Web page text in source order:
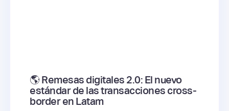
🌎 Remesas digitales 2.0: El nuevo
estándar de las transacciones cross-
border en Latam